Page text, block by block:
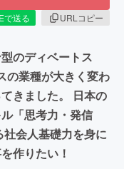
で送る
URLコピー
のディベートス
の業種が大きく変わ
きました。 日本の
「思考力・発信
会人基礎力を身に
作りたい！